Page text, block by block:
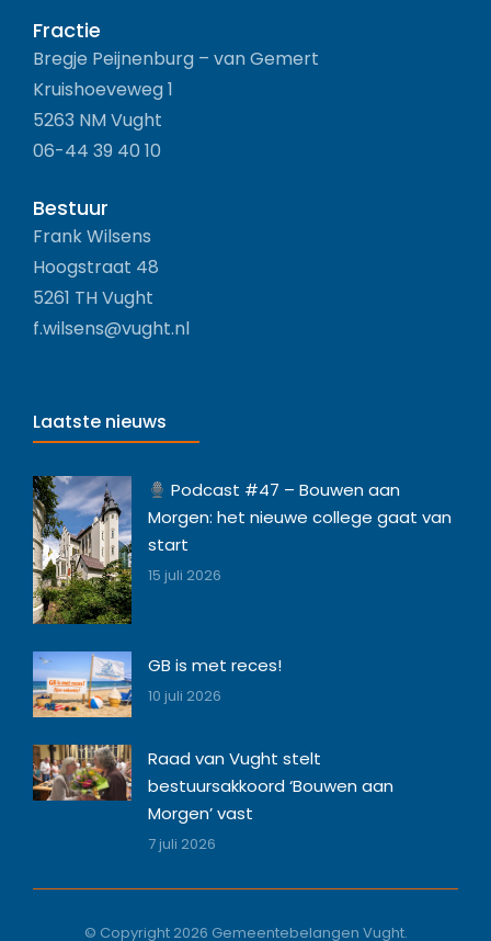
Fractie
Bregje Peijnenburg – van Gemert
Kruishoeveweg 1
5263 NM Vught
06-44 39 40 10
Bestuur
Frank Wilsens
Hoogstraat 48
5261 TH Vught
f.wilsens@vught.nl
Laatste nieuws
Podcast #47 – Bouwen aan
Morgen: het nieuwe college gaat van
start
15 juli 2026
GB is met reces!
10 juli 2026
Raad van Vught stelt
bestuursakkoord ‘Bouwen aan
Morgen’ vast
7 juli 2026
© Copyright 2026 Gemeentebelangen Vught.